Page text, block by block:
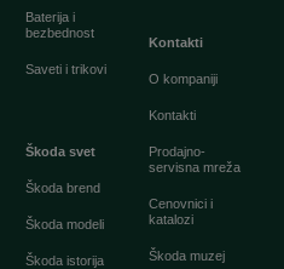
Baterija i
bezbednost
Saveti i trikovi
Škoda svet
Škoda brend
Škoda modeli
Škoda istorija
Kontakti
O kompaniji
Kontakti
Prodajno-
servisna mreža
Cenovnici i
katalozi
Škoda muzej